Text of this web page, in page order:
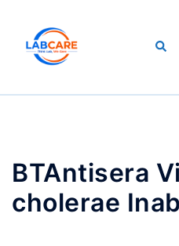
content
BTAntisera
cholerae